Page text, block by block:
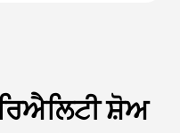
ਸ਼ੋਅ